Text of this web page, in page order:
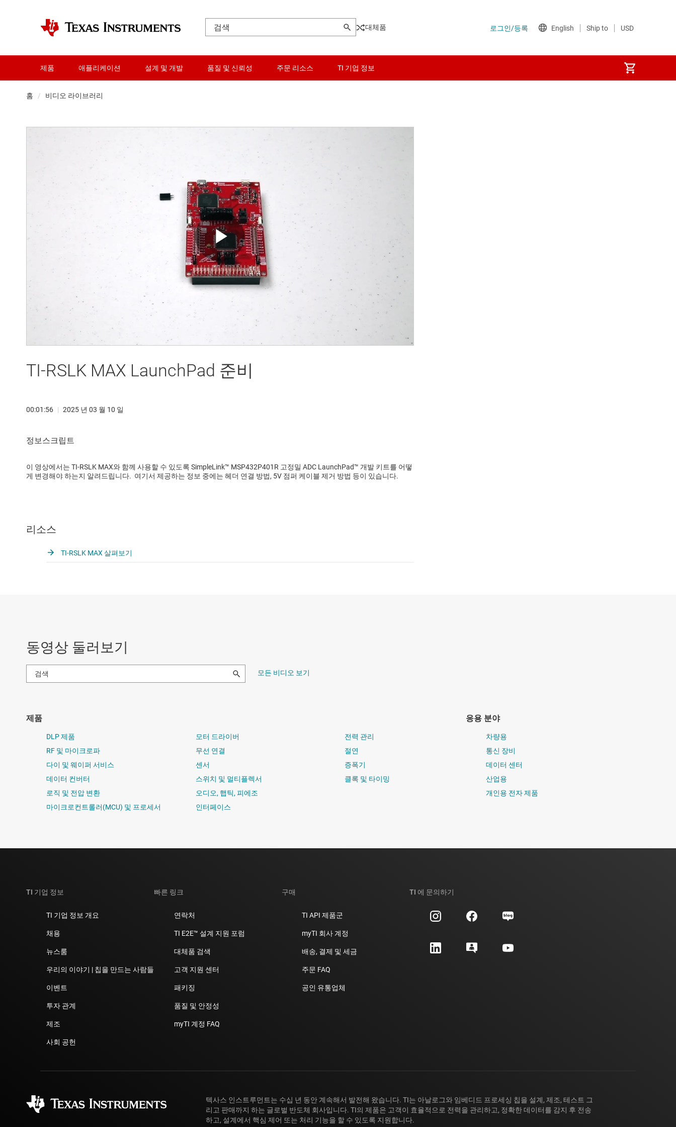
대체품
제품 애플리케이션 설계 및 개발 품질 및 신뢰성 주문 리소스 TI 기업 정보
홈 비디오 라이브러리
Play
Video
TI-RSLK MAX LaunchPad 준비
00:01:56 | 2025 년 03 월 10 일
이 영상에서는 TI-RSLK MAX와 함께 사용할 수 있도록 SimpleLink™ MSP432P401R 고정밀 ADC LaunchPad™ 개발 키트를 어떻
게 변경해야 하는지 알려드립니다. 여기서 제공하는 정보 중에는 헤더 연결 방법, 5V 점퍼 케이블 제거 방법 등이 있습니다.
리소스
TI-RSLK MAX 살펴보기
동영상 둘러보기
모든 비디오 보기
제품
DLP 제품
RF 및 마이크로파
다이 및 웨이퍼 서비스
데이터 컨버터
로직 및 전압 변환
마이크로컨트롤러(MCU) 및 프로세서
모터 드라이버
무선 연결
센서
스위치 및 멀티플렉서
오디오, 햅틱, 피에조
인터페이스
전력 관리
절연
증폭기
클록 및 타이밍
응용 분야
차량용
통신 장비
데이터 센터
산업용
개인용 전자 제품
TI 기업 정보
TI 기업 정보 개요
채용
뉴스룸
우리의 이야기 | 칩을 만드는 사람들
이벤트
투자 관계
제조
사회 공헌
빠른 링크
연락처
TI E2E™ 설계 지원 포럼
대체품 검색
고객 지원 센터
패키징
품질 및 안정성
myTI 계정 FAQ
구매
TI API 제품군
myTI 회사 계정
배송, 결제 및 세금
주문 FAQ
공인 유통업체
TI 에 문의하기
텍사스 인스트루먼트는 수십 년 동안 계속해서 발전해 왔습니다. TI는 아날로그와 임베디드 프로세싱 칩을 설계, 제조, 테스트 그
리고 판매까지 하는 글로벌 반도체 회사입니다. TI의 제품은 고객이 효율적으로 전력을 관리하고, 정확한 데이터를 감지 후 전송
하고, 설계에서 핵심 제어 또는 처리 기능을 할 수 있도록 지원합니다.